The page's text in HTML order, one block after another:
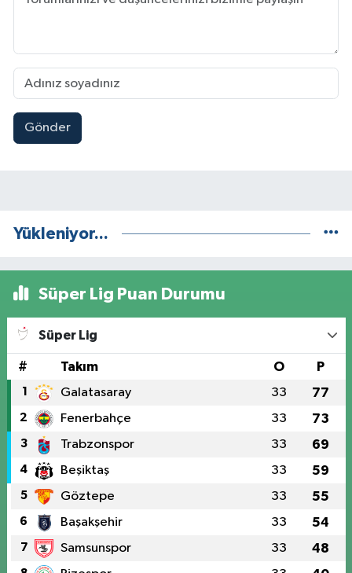
Gönder
Yükleniyor...
Süper Lig Puan Durumu
Süper Lig
# Takım O P
1 Galatasaray 33 77
2 Fenerbahçe 33 73
3 Trabzonspor 33 69
4 Beşiktaş 33 59
5 Göztepe 33 55
6 Başakşehir 33 54
7 Samsunspor 33 48